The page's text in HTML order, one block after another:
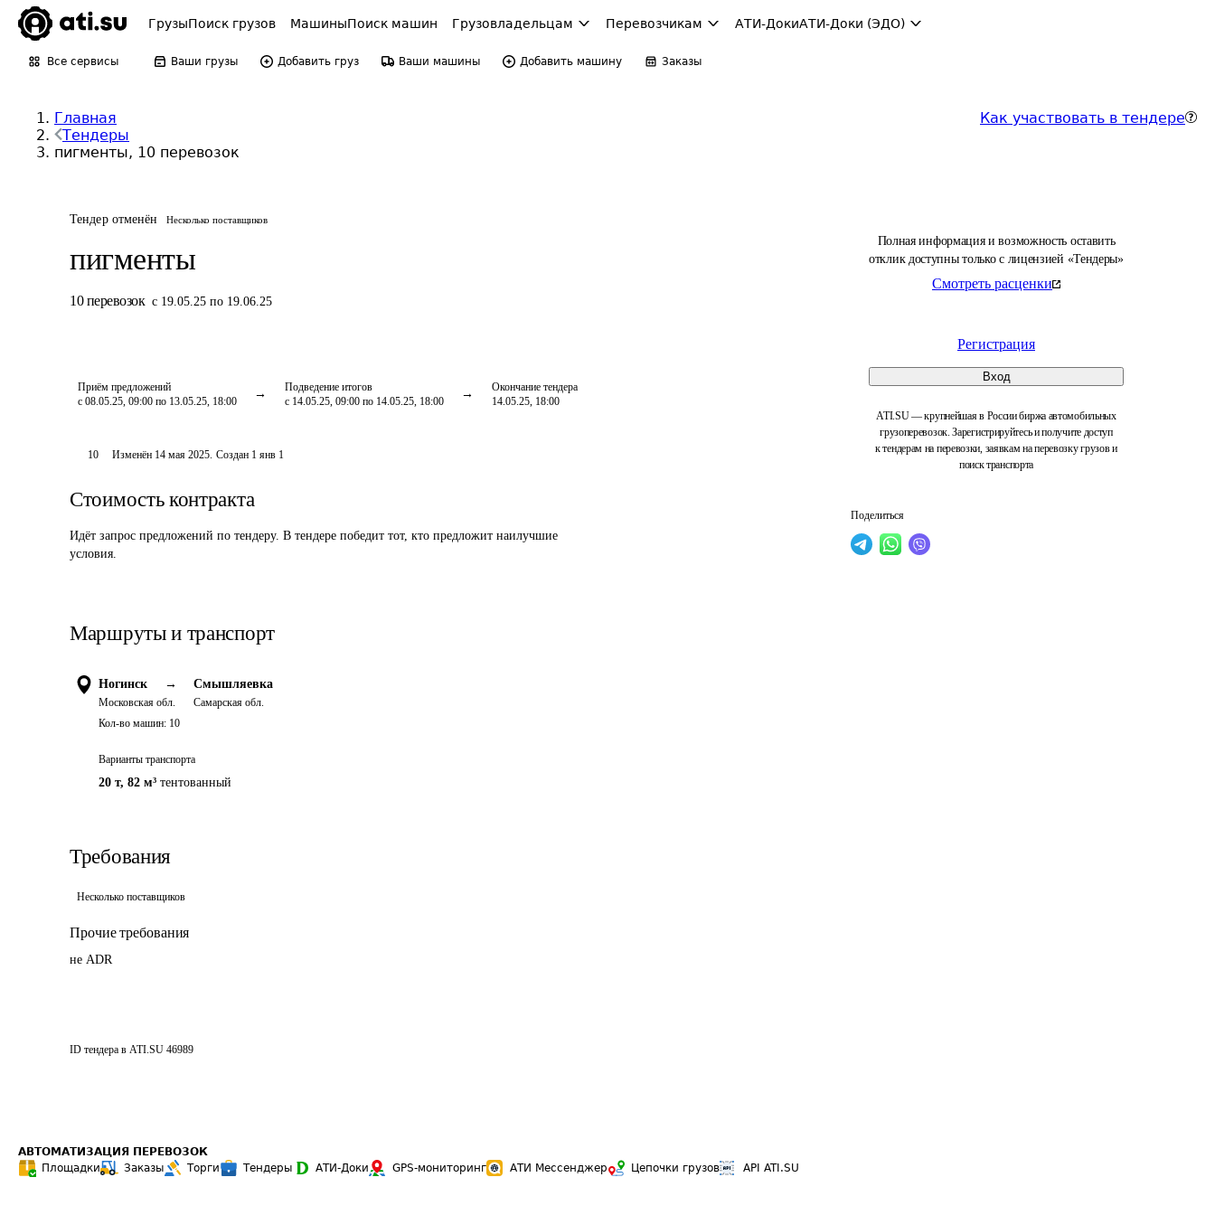
ГрузыПоиск грузов МашиныПоиск машин Грузовладельцам Перевозчикам АТИ-ДокиАТИ-Доки (ЭДО)
Все сервисы Ваши грузы Добавить груз Ваши машины Добавить машину Заказы
Главная
Тендеры
пигменты, 10 перевозок
Как участвовать в тендере
Тендер отменён Несколько поставщиков
пигменты
10 перевозок с 19.05.25 по 19.06.25
Приём предложений
с 08.05.25, 09:00 по 13.05.25, 18:00
Подведение итогов
с 14.05.25, 09:00 по 14.05.25, 18:00
Окончание тендера
14.05.25, 18:00
Полная информация и возможность оставить
отклик доступны только с лицензией «Тендеры»
Смотреть расценки
Регистрация
Вход
ATI.SU — крупнейшая в России биржа автомобильных
грузоперевозок. Зарегистрируйтесь и получите доступ
к тендерам на перевозки, заявкам на перевозку грузов и
поиск транспорта
Поделиться
10 Изменён 14 мая 2025. Создан 1 янв 1
Стоимость контракта
Идёт запрос предложений по тендеру. В тендере победит тот, кто предложит наилучшие
условия.
Маршруты и транспорт
Ногинск →
Московская обл.
Смышляевка
Самарская обл.
Кол-во машин: 10
Варианты транспорта
20 т, 82 м³ тентованный
Требования
Несколько поставщиков
Прочие требования
не ADR
ID тендера в ATI.SU 46989
АВТОМАТИЗАЦИЯ ПЕРЕВОЗОК
Площадки
Заказы Торги Тендеры АТИ-Доки GPS-мониторинг АТИ Мессенджер Цепочки грузов API ATI.SU